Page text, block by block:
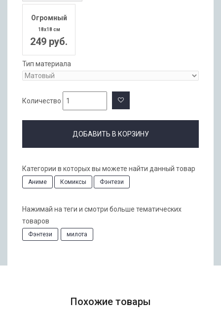
Огромный
18x18 см
249 руб.
Тип материала
Количество
ДОБАВИТЬ В КОРЗИНУ
Категории в которых вы можете найти данный товар
Аниме Комиксы Фэнтези
Нажимай на теги и смотри больше тематических
товаров
Фэнтези милота
Похожие товары